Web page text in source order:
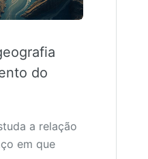
do
a relação
em que